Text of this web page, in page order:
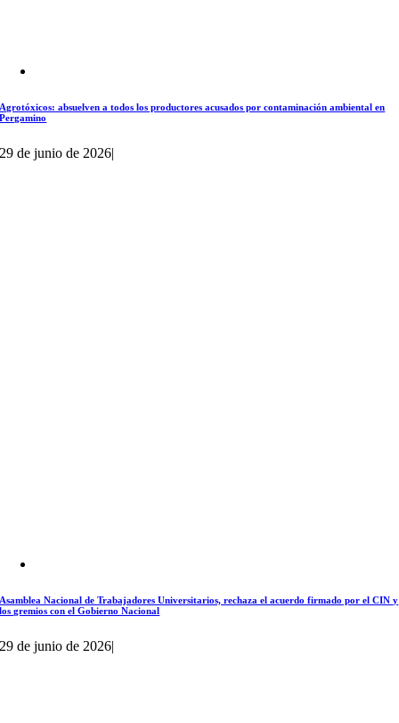
Agrotóxicos: absuelven a todos los productores acusados por contaminación ambiental en
Pergamino
29 de junio de 2026|
Asamblea Nacional de Trabajadores Universitarios, rechaza el acuerdo firmado por el CIN y
los gremios con el Gobierno Nacional
29 de junio de 2026|